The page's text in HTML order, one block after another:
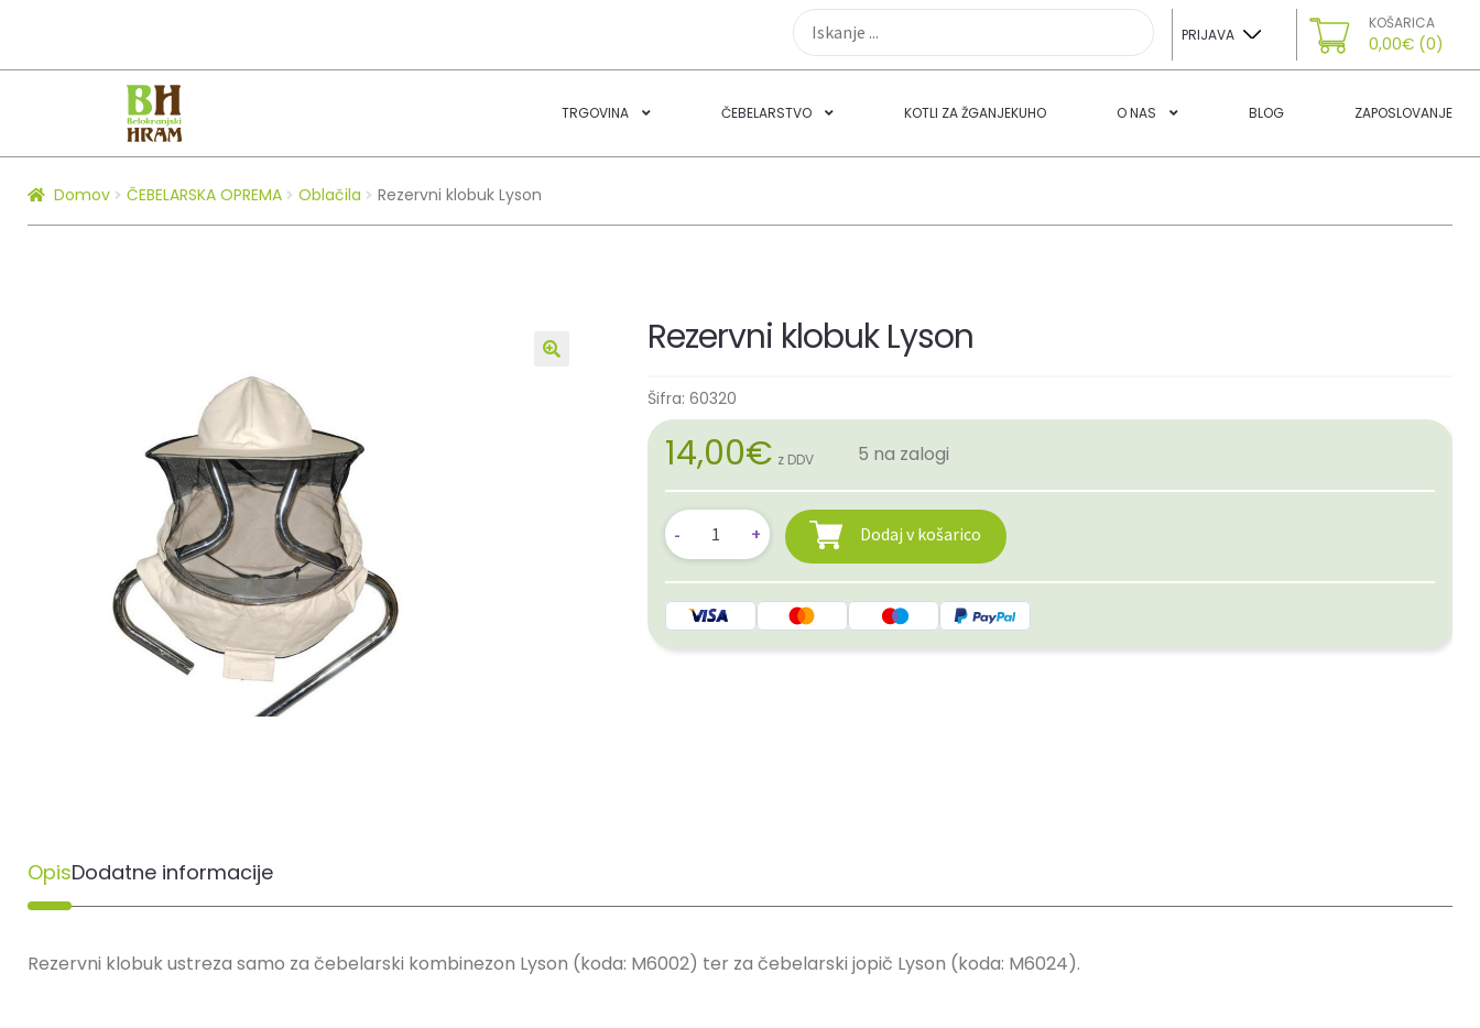
navigation
content
PRIJAVA
KOŠARICA
0,00€ (0)
TRGOVINA ČEBELARSTVO KOTLI ZA ŽGANJEKUHO O NAS BLOG ZAPOSLOVANJE
Domov ČEBELARSKA OPREMA Oblačila Rezervni klobuk Lyson
Rezervni klobuk Lyson
Šifra: 60320
14,00€ z DDV 5 na zalogi
Dodaj v košarico
OpisDodatne informacije
Rezervni klobuk ustreza samo za čebelarski kombinezon Lyson (koda: M6002) ter za čebelarski jopič Lyson (koda: M6024).